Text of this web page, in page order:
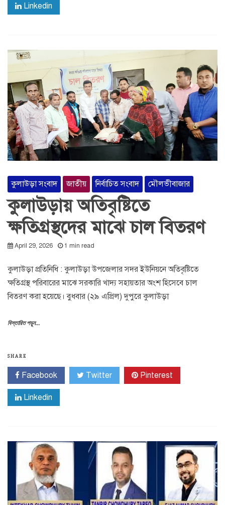
Linkedin
কুলাউড়া সংবাদ জাতীয় নির্বাচিত সংবাদ মৌলভীবাজার
কুলাউড়ায় অতিবৃষ্টিতে
ক্ষতিগ্রস্থদের মাঝে চাল বিতরণ
April 29, 2026 1 min read
কুলাউড়া প্রতিনিধি : কুলাউড়া উপজেলার সদর ইউনিয়নে অতিবৃষ্টিতে
ক্ষতিগ্রস্থ পরিবারের মাঝে সরকারি খাদ্য সহায়তার অংশ হিসেবে চাল
বিতরণ করা হয়েছে। বুধবার (২৯ এপ্রিল) দুপুরে কুলাউড়া
বিস্তারিত পড়ুন...
SHARE
Facebook Twitter Pinterest
Linkedin